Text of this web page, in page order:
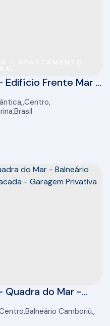
Edifício Frente Mar -
- 54 m2 Total
SC ,Centro,
,Brasil
do Mar -
- Sacada
,Balneário Camboriú ,